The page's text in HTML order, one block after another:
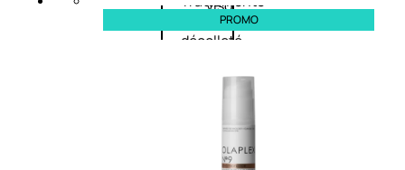
collo e
décolleté
viso BB e CC
viso
PROMO